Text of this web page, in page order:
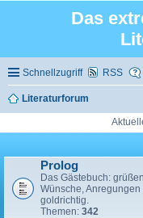
Das
Schnellzugriff RSS
Literaturforum
Prolog
Das Gästebuch:
Wünsche,
goldrichtig.
Themen: 342